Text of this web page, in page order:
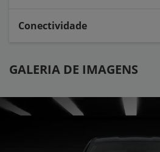
Conectividade
GALERIA DE IMAGENS